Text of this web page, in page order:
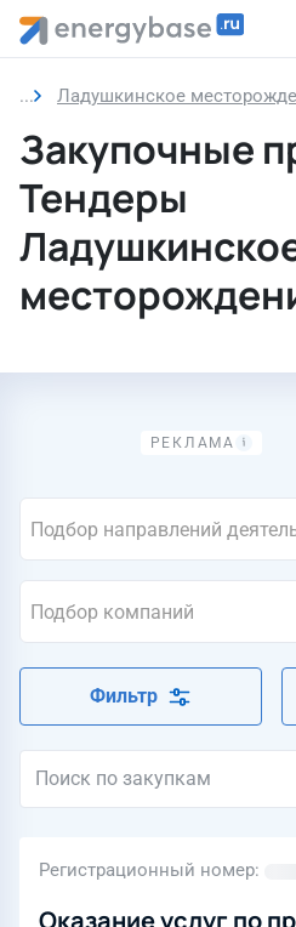
Ладушкинское
Закупочные
Тендеры
Подбор направлений
Подбор компаний
Фильтр
Регистрационный номер